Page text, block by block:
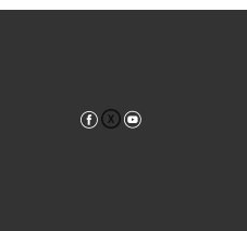
Facebook